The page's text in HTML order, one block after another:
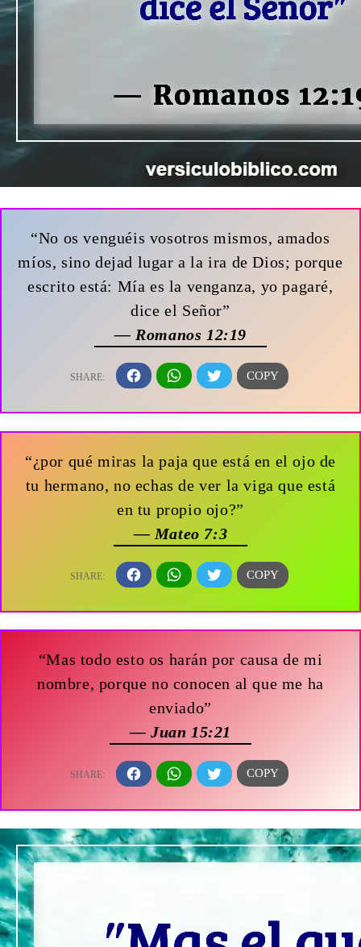
“No os venguéis vosotros mismos, amados
míos, sino dejad lugar a la ira de Dios; porque
escrito está: Mía es la venganza, yo pagaré,
dice el Señor”
— Romanos 12:19
“¿por qué miras la paja que está en el ojo de
tu hermano, no echas de ver la viga que está
en tu propio ojo?”
— Mateo 7:3
“Mas todo esto os harán por causa de mi
nombre, porque no conocen al que me ha
enviado”
— Juan 15:21